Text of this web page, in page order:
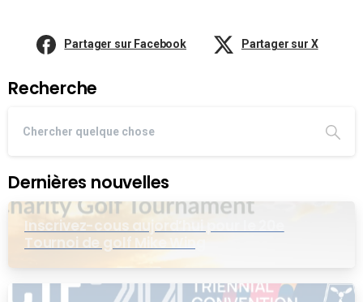
Partager sur Facebook Partager sur X
Recherche
Dernières nouvelles
Inscrivez-cous aujord’hui pour le 20e
Tournoi de golf Mike Wing